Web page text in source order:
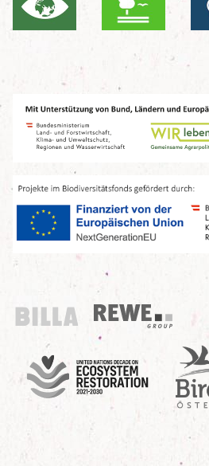
Billa
REWE Group
UN Decade
Birdlife